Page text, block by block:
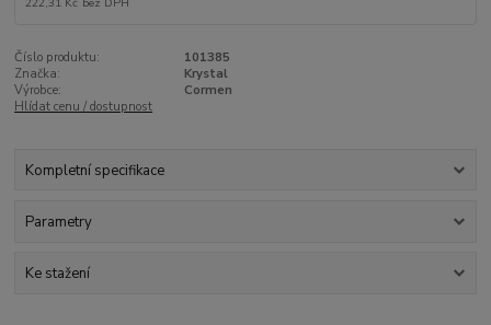
Číslo produktu:
101385
Značka:
Krystal
Výrobce:
Cormen
Hlídat cenu / dostupnost
Kompletní specifikace
Parametry
Ke stažení